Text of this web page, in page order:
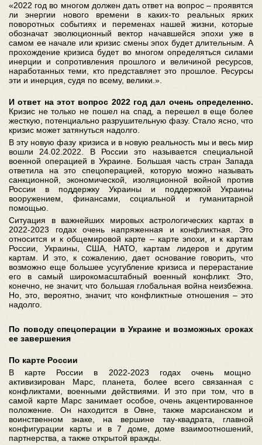
«2022 год во многом должен дать ответ на вопрос – проявятся
ли энергии нового времени в каких-то реальных ярких
поворотных событиях и переменах нашей жизни, которые
обозначат эволюционный вектор начавшейся эпохи уже в
самом ее начале или кризис смены эпох будет длительным. А
прохождение кризиса будет во многом определяться силами
инерции и сопротивления прошлого и величиной ресурсов,
наработанных теми, кто представляет это прошлое. Ресурсы
эти и инерция, судя по всему, велики.».
И ответ на этот вопрос 2022 год дал очень определенно.
Кризис не только не пошел на спад, а перешел в еще более
жесткую, потенциально разрушительную фазу. Стало ясно, что
кризис может затянуться надолго.
В эту новую фазу кризиса и в новую реальность мы и весь мир
вошли 24.02.2022. В России это называется специальной
военной операцией в Украине. Большая часть стран Запада
ответила на это спецоперацией, которую можно называть
санкционной, экономической, изоляционной войной против
России в поддержку Украины и поддержкой Украины
вооружением, финансами, социальной и гуманитарной
помощью.
Ситуация в важнейших мировых астрологических картах в
2022-2023 годах очень напряженная и конфликтная. Это
относится и к общемировой карте – карте эпохи, и к картам
России, Украины, США, НАТО, картам лидеров и другим
картам. И это, к сожалению, дает основание говорить, что
возможно еще большее усугубление кризиса и перерастание
его в самый широкомасштабный военный конфликт. Это,
конечно, не значит, что большая глобальная война неизбежна.
Но, это, вероятно, значит, что конфликтные отношения – это
надолго.
По поводу спецоперации в Украине и возможных сроках
ее завершения
По карте России
В карте России в 2022-2023 годах очень мощно
активизирован Марс, планета, более всего связанная с
конфликтами, военными действиями. И это при том, что в
самой карте Марс занимает особое, очень акцентированное
положение. Он находится в Овне, также марсианском и
воинственном знаке, на вершине тау-квадрата, главной
конфигурации карты и в 7 доме, доме взаимоотношений,
партнерства, а также открытой вражды.